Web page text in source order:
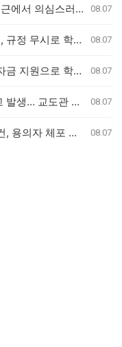
캐나다 브리티시컬럼비아주, 휴화산 인근에서 의심스러운 산불 잇따라 발생 08.07
뉴펀들랜드 래브라도주 아동 보호 시설, 규정 무시로 학대 사건 은폐 의혹 08.07
캐나다 북서부, 교직원 부족과 저조한 자금 지원으로 학교 결석률 심화 우려 08.07
에드먼턴 교정시설 이송 중 비극적 사고 발생… 교도관 2명 및 수감자 1명 사망 08.07
토론토 살사 온 세인트 클레어 총격 사건, 용의자 체포 발표 예정 08.07